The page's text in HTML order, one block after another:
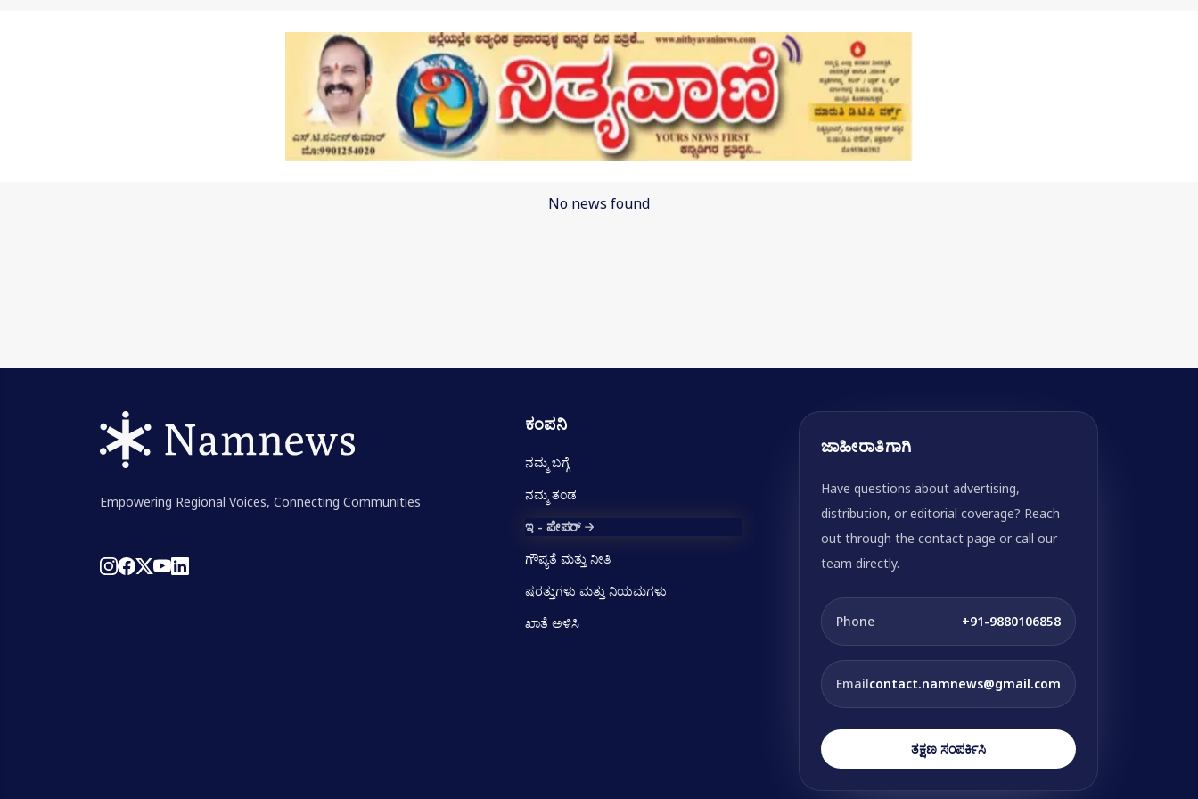
No news found
Empowering Regional Voices, Connecting Communities
ಕಂಪನಿ
ನಮ್ಮ ಬಗ್ಗೆ
ನಮ್ಮ ತಂಡ
ಇ - ಪೇಪರ್
ಗೌಪ್ಯತೆ ಮತ್ತು ನೀತಿ
ಷರತ್ತುಗಳು ಮತ್ತು ನಿಯಮಗಳು
ಖಾತೆ ಅಳಿಸಿ
ಜಾಹೀರಾತಿಗಾಗಿ
Have questions about advertising,
distribution, or editorial coverage? Reach
out through the contact page or call our
team directly.
Phone +91-9880106858
Emailcontact.namnews@gmail.com
ತಕ್ಷಣ ಸಂಪರ್ಕಿಸಿ